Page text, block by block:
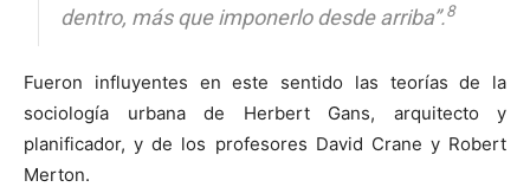
dentro, más que imponerlo desde arriba”.8
Fueron influyentes en este sentido las teorías de la
sociología urbana de Herbert Gans, arquitecto y
planificador, y de los profesores David Crane y Robert
Merton.